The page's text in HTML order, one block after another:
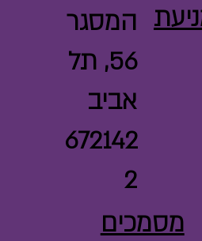
המסגר
56, תל
אביב
672142
2
מסמכים